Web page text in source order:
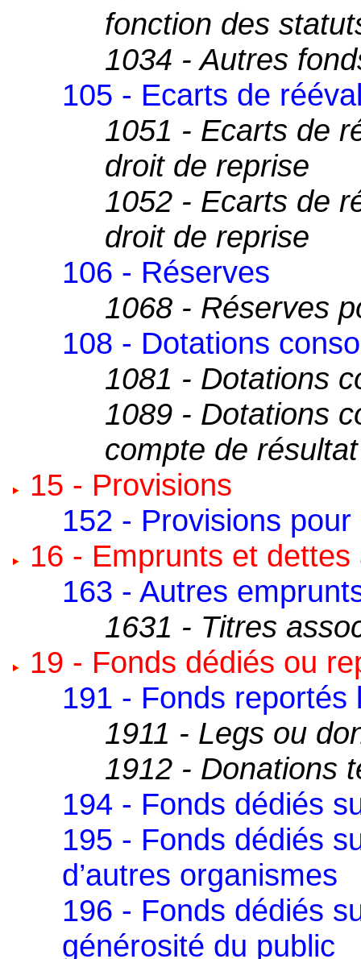
fonction des
1034 - Autres
105 - Ecarts de
1051 - Ecarts de
droit de reprise
1052 - Ecarts de
droit de reprise
106 - Réserves
1068 - Réserves
108 - Dotations
1081 - Dotations
1089 - Dotations
compte de résultat
15 - Provisions
152 - Provisions
16 - Emprunts et dettes
163 - Autres
1631 - Titres
19 - Fonds dédiés ou
191 - Fonds reportés
1911 - Legs ou
1912 - Donations
194 - Fonds dédiés
195 - Fonds dédiés
d’autres organismes
196 - Fonds dédiés
générosité du public